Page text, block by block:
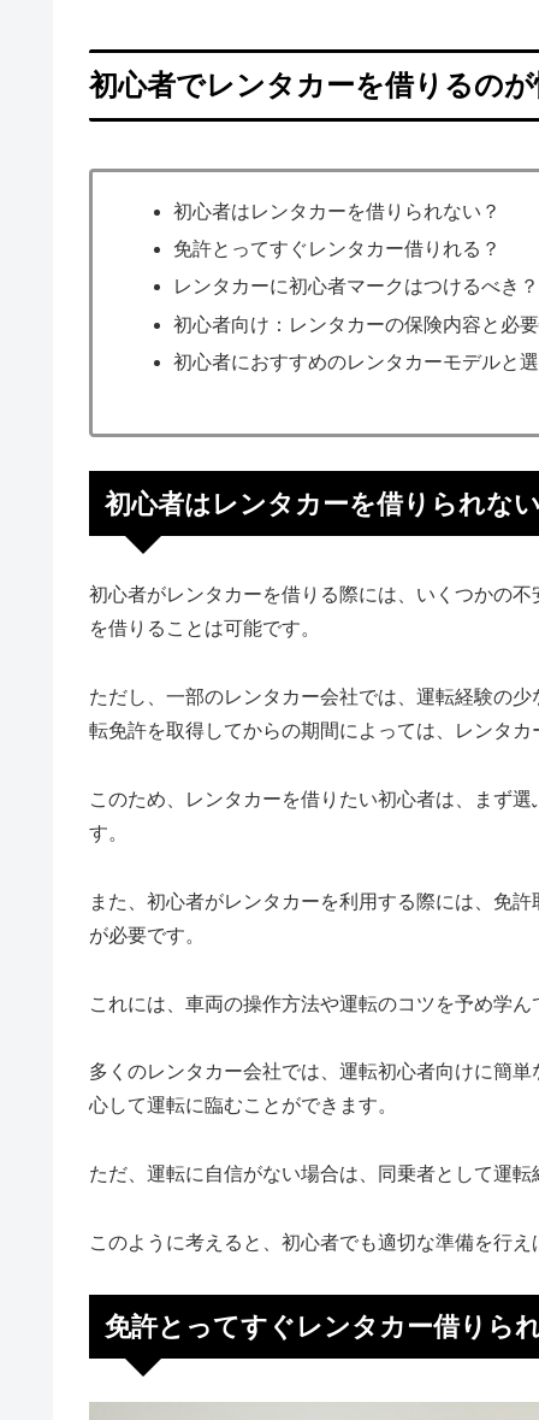
初心者でレンタカーを借りるの
初心者はレンタカーを借りられない？
免許とってすぐレンタカー借りれる？
レンタカーに初心者マークはつけるべき？
初心者向け：レンタカーの保険内容と必
初心者におすすめのレンタカーモデルと
初心者はレンタカーを借りられな
初心者がレンタカーを借りる際には、いくつかの
を借りることは可能です。
ただし、一部のレンタカー会社では、運転経験の
転免許を取得してからの期間によっては、レンタ
このため、レンタカーを借りたい初心者は、まず
す。
また、初心者がレンタカーを利用する際には、免
が必要です。
これには、車両の操作方法や運転のコツを予め学
多くのレンタカー会社では、運転初心者向けに簡
心して運転に臨むことができます。
ただ、運転に自信がない場合は、同乗者として運
このように考えると、初心者でも適切な準備を行
免許とってすぐレンタカー借りら